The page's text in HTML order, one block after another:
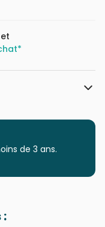
- Monuments
Adultes (500 à
fabriqués en France
de 3 ans.
: